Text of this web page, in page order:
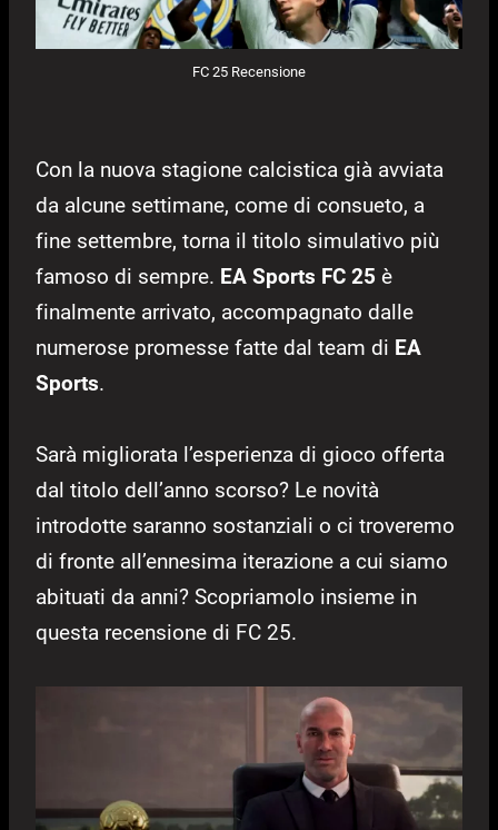
FC 25 Recensione
Con la nuova stagione calcistica già avviata
da alcune settimane, come di consueto, a
fine settembre, torna il titolo simulativo più
famoso di sempre. EA Sports FC 25 è
finalmente arrivato, accompagnato dalle
numerose promesse fatte dal team di EA
Sports.
Sarà migliorata l’esperienza di gioco offerta
dal titolo dell’anno scorso? Le novità
introdotte saranno sostanziali o ci troveremo
di fronte all’ennesima iterazione a cui siamo
abituati da anni? Scopriamolo insieme in
questa recensione di FC 25.